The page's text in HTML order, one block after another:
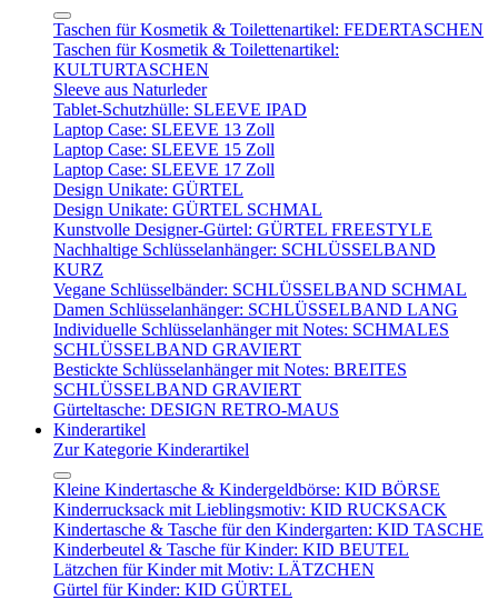
Taschen für Kosmetik & Toilettenartikel: FEDERTASCHEN
Taschen für Kosmetik & Toilettenartikel:
KULTURTASCHEN
Sleeve aus Naturleder
Tablet-Schutzhülle: SLEEVE IPAD
Laptop Case: SLEEVE 13 Zoll
Laptop Case: SLEEVE 15 Zoll
Laptop Case: SLEEVE 17 Zoll
Design Unikate: GÜRTEL
Design Unikate: GÜRTEL SCHMAL
Kunstvolle Designer-Gürtel: GÜRTEL FREESTYLE
Nachhaltige Schlüsselanhänger: SCHLÜSSELBAND
KURZ
Vegane Schlüsselbänder: SCHLÜSSELBAND SCHMAL
Damen Schlüsselanhänger: SCHLÜSSELBAND LANG
Individuelle Schlüsselanhänger mit Notes: SCHMALES
SCHLÜSSELBAND GRAVIERT
Bestickte Schlüsselanhänger mit Notes: BREITES
SCHLÜSSELBAND GRAVIERT
Gürteltasche: DESIGN RETRO-MAUS
Kinderartikel
Zur Kategorie Kinderartikel
Kleine Kindertasche & Kindergeldbörse: KID BÖRSE
Kinderrucksack mit Lieblingsmotiv: KID RUCKSACK
Kindertasche & Tasche für den Kindergarten: KID TASCHE
Kinderbeutel & Tasche für Kinder: KID BEUTEL
Lätzchen für Kinder mit Motiv: LÄTZCHEN
Gürtel für Kinder: KID GÜRTEL